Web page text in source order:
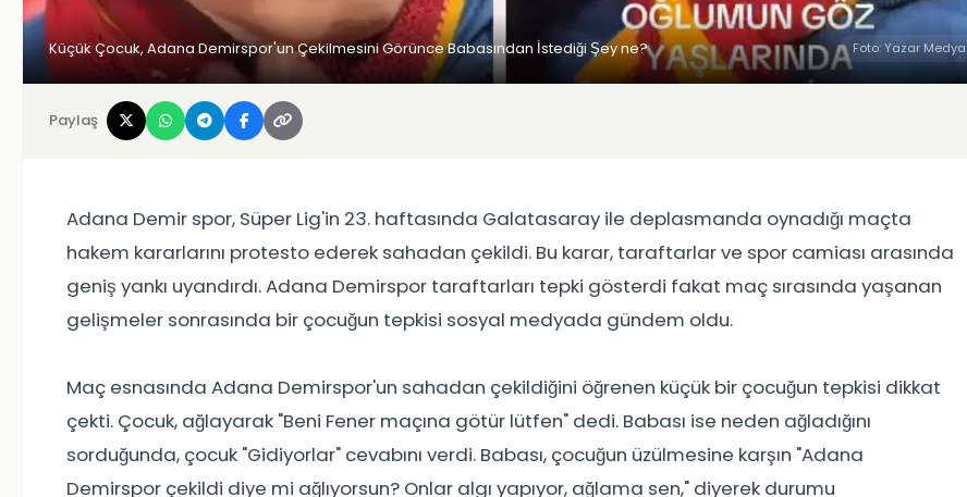
Küçük Çocuk, Adana Demirspor'un Çekilmesini Görünce Babasından İstediği Şey ne? Foto: Yazar Medya
Paylaş
Adana Demir spor, Süper Lig'in 23. haftasında Galatasaray ile deplasmanda oynadığı maçta
hakem kararlarını protesto ederek sahadan çekildi. Bu karar, taraftarlar ve spor camiası arasında
geniş yankı uyandırdı. Adana Demirspor taraftarları tepki gösterdi fakat maç sırasında yaşanan
gelişmeler sonrasında bir çocuğun tepkisi sosyal medyada gündem oldu.
Maç esnasında Adana Demirspor'un sahadan çekildiğini öğrenen küçük bir çocuğun tepkisi dikkat
çekti. Çocuk, ağlayarak "Beni Fener maçına götür lütfen" dedi. Babası ise neden ağladığını
sorduğunda, çocuk "Gidiyorlar" cevabını verdi. Babası, çocuğun üzülmesine karşın "Adana
Demirspor çekildi diye mi ağlıyorsun? Onlar algı yapıyor, ağlama sen," diyerek durumu